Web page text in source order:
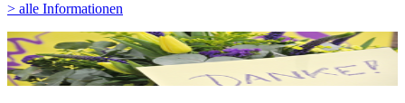
> alle Informationen